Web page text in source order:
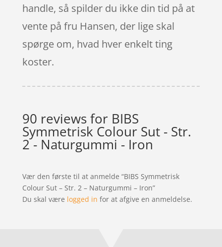
handle, så spilder du ikke din tid på at
vente på fru Hansen, der lige skal
spørge om, hvad hver enkelt ting
koster.
90 reviews for BIBS
Symmetrisk Colour Sut - Str.
2 - Naturgummi - Iron
Vær den første til at anmelde “BIBS Symmetrisk
Colour Sut – Str. 2 – Naturgummi – Iron”
Du skal være logged in for at afgive en anmeldelse.